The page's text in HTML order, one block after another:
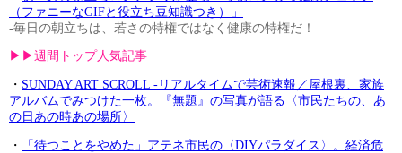
（ファニーなGIFと役立ち豆知識つき）」
-毎日の朝立ちは、若さの特権ではなく健康の特権だ！
▶︎▶︎週間トップ人気記事
・ SUNDAY ART SCROLL -リアルタイムで芸術速報／屋根裏、家族
アルバムでみつけた一枚。『無題』の写真が語る〈市民たちの、あ
の日あの時あの場所〉
・
「待つことをやめた」アテネ市民の〈DIYパラダイス〉。経済危